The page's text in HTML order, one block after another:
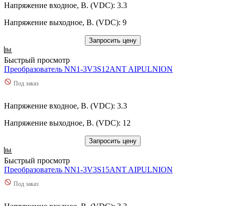
Напряжение входное, В. (VDC): 3.3
Напряжение выходное, В. (VDC): 9
Запросить цену
Быстрый просмотр
Преобразователь NN1-3V3S12ANT AIPULNION
Под заказ
Напряжение входное, В. (VDC): 3.3
Напряжение выходное, В. (VDC): 12
Запросить цену
Быстрый просмотр
Преобразователь NN1-3V3S15ANT AIPULNION
Под заказ